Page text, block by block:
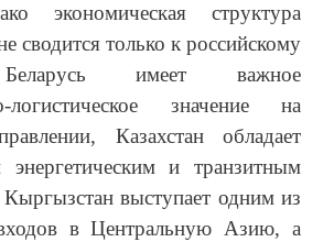
экономическая структура
сводится только к российскому
имеет важное
логистическое значение на
Казахстан обладает
энергетическим и транзитным
выступает одним из
в Центральную Азию, а